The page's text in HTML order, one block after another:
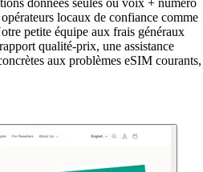
locaux de confiance comme
petite équipe aux frais généraux
qualité-prix, une assistance
aux problèmes eSIM courants,